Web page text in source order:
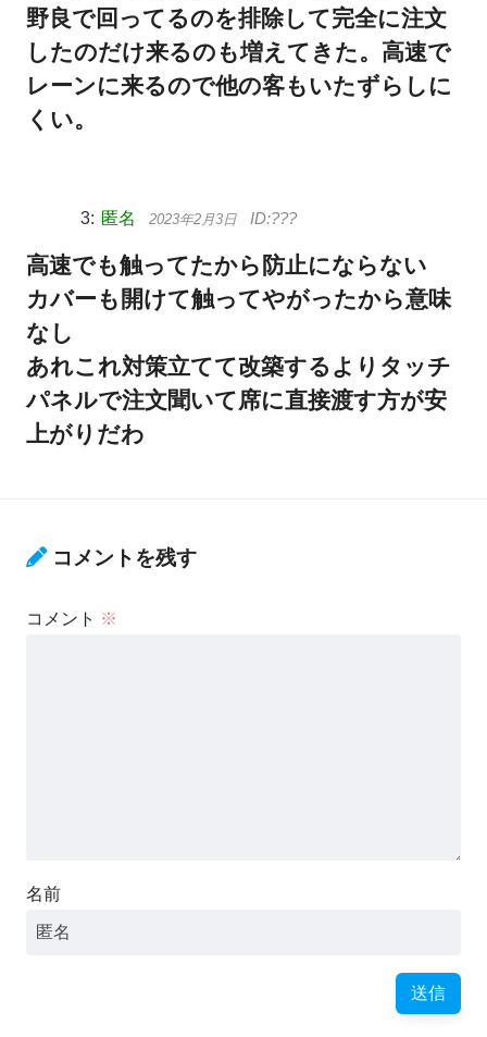
野良で回ってるのを排除して完全に注文
したのだけ来るのも増えてきた。高速で
レーンに来るので他の客もいたずらしに
くい。
匿名 2023年2月3日
高速でも触ってたから防止にならない
カバーも開けて触ってやがったから意味
なし
あれこれ対策立てて改築するよりタッチ
パネルで注文聞いて席に直接渡す方が安
上がりだわ
コメントを残す
コメント ※
名前